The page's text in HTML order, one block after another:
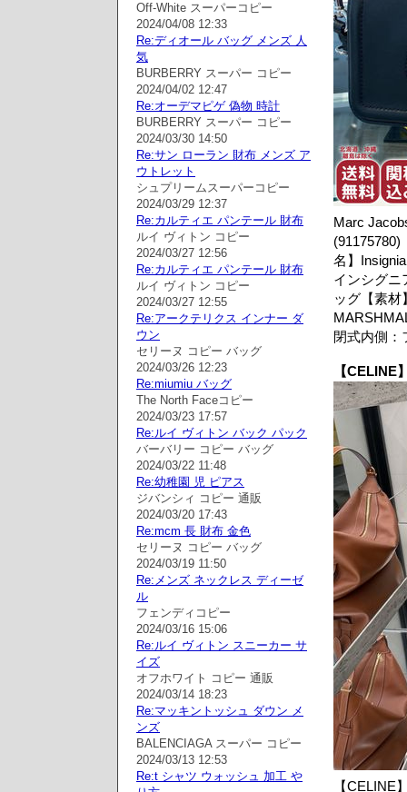
Marc
名】
インシグニ
ッグ【素材
閉式内側：
【CELINE
【CELINE
Off-White スーパーコピー
2024/04/08 12:33
Re:ディオール バッグ メンズ 人
気
BURBERRY スーパー コピー
2024/04/02 12:47
Re:オーデマピゲ 偽物 時計
BURBERRY スーパー コピー
2024/03/30 14:50
Re:サン ローラン 財布 メンズ ア
ウトレット
シュプリームスーパーコピー
2024/03/29 12:37
Re:カルティエ パンテール 財布
ルイ ヴィトン コピー
2024/03/27 12:56
Re:カルティエ パンテール 財布
ルイ ヴィトン コピー
2024/03/27 12:55
Re:アークテリクス インナー ダ
ウン
セリーヌ コピー バッグ
2024/03/26 12:23
Re:miumiu バッグ
The North Faceコピー
2024/03/23 17:57
Re:ルイ ヴィトン バック パック
バーバリー コピー バッグ
2024/03/22 11:48
Re:幼稚園 児 ピアス
ジバンシィ コピー 通販
2024/03/20 17:43
Re:mcm 長 財布 金色
セリーヌ コピー バッグ
2024/03/19 11:50
Re:メンズ ネックレス ディーゼ
ル
フェンディコピー
2024/03/16 15:06
Re:ルイ ヴィトン スニーカー サ
イズ
オフホワイト コピー 通販
2024/03/14 18:23
Re:マッキントッシュ ダウン メ
ンズ
BALENCIAGA スーパー コピー
2024/03/13 12:53
Re:t シャツ ウォッシュ 加工 や